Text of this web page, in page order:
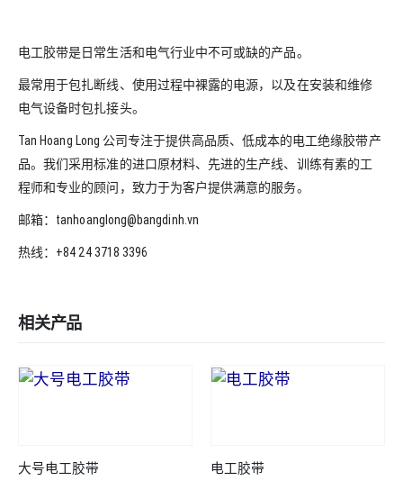
电工胶带是日常生活和电气行业中不可或缺的产品。
最常用于包扎断线、使用过程中裸露的电源，以及在安装和维修
电气设备时包扎接头。
Tan Hoang Long 公司专注于提供高品质、低成本的电工绝缘胶带产
品。我们采用标准的进口原材料、先进的生产线、训练有素的工
程师和专业的顾问，致力于为客户提供满意的服务。
邮箱：tanhoanglong@bangdinh.vn
热线：+84 24 3718 3396
相关产品
大号电工胶带 电工胶带